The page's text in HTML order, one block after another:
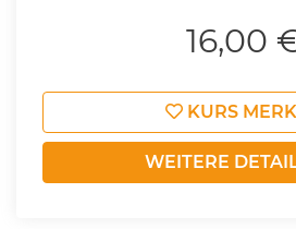
16,00
KURS
WEITERE